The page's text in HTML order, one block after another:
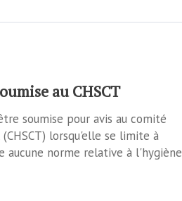
au CHSCT
soumise pour avis au comité
lorsqu'elle se limite à
norme relative à l'hygiène